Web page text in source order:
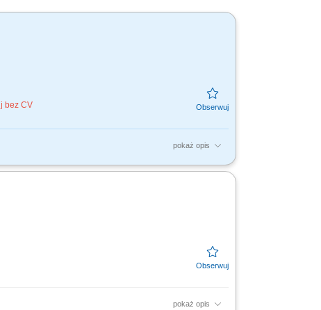
bez CV
pokaż opis
firmowe, rachunki bankowe, faktoring i inne
pokaż opis